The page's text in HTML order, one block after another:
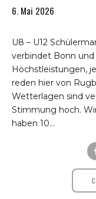
6. Mai 2026
U8 – U12
verbindet Bonn und
Höchstleistungen,
reden hier von
Wetterlagen sind
Stimmung hoch.
haben 10...